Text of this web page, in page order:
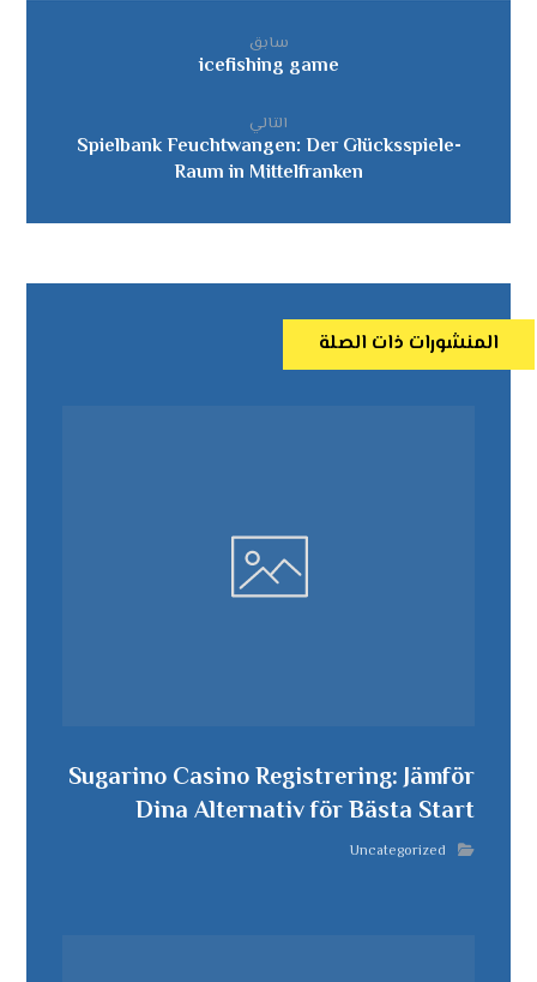
سابق
icefishing game
التالي
Spielbank Feuchtwangen: Der Glücksspiele-
Raum in Mittelfranken
المنشورات ذات الصلة
Sugarino Casino Registrering: Jämför
Dina Alternativ för Bästa Start
Uncategorized